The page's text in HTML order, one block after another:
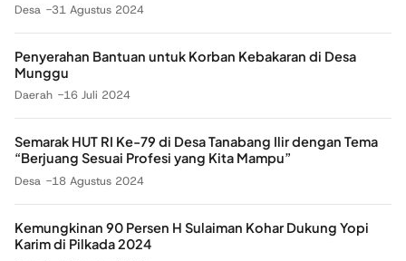
Desa 31 Agustus 2024
Penyerahan Bantuan untuk Korban Kebakaran di Desa
Munggu
Daerah 16 Juli 2024
Semarak HUT RI Ke-79 di Desa Tanabang Ilir dengan Tema
“Berjuang Sesuai Profesi yang Kita Mampu”
Desa 18 Agustus 2024
Kemungkinan 90 Persen H Sulaiman Kohar Dukung Yopi
Karim di Pilkada 2024